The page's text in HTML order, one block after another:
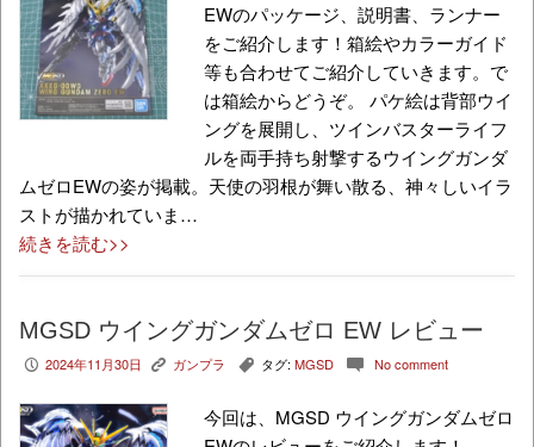
EWのパッケージ、説明書、ランナー
をご紹介します！箱絵やカラーガイド
等も合わせてご紹介していきます。で
は箱絵からどうぞ。 パケ絵は背部ウイ
ングを展開し、ツインバスターライフ
ルを両手持ち射撃するウイングガンダ
ムゼロEWの姿が掲載。天使の羽根が舞い散る、神々しいイラ
ストが描かれていま…
続きを読む>>
MGSD ウイングガンダムゼロ EW レビュー
P 2024年11月30日 K ガンプラ , タグ: MGSD c No comment
今回は、MGSD ウイングガンダムゼロ